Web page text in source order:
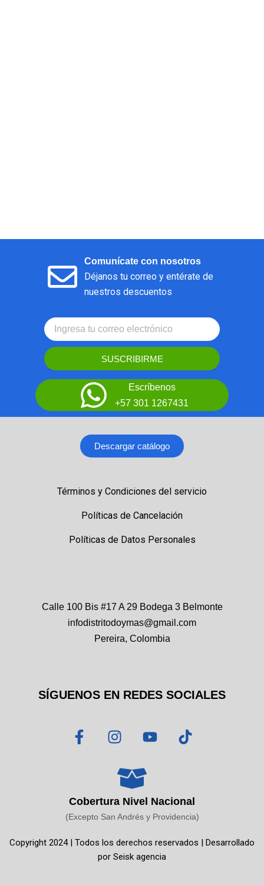
Comunícate con nosotros
Déjanos tu correo y entérate de
nuestros descuentos
SUSCRIBIRME
Escríbenos
+57 301 1267431
Descargar catálogo
Términos y Condiciones del servicio
Políticas de Cancelación
Políticas de Datos Personales
Calle 100 Bis #17 A 29 Bodega 3 Belmonte
infodistritodoymas@gmail.com
Pereira, Colombia
SÍGUENOS EN REDES SOCIALES
F
a
o
o
-
I
n
t
a
g
r
m
Y
o
b
e
T
i
k
Cobertura Nivel Nacional
(Excepto San Andrés y Providencia)
Copyright 2024 | Todos los derechos reservados | Desarrollado
por Seisk agencia